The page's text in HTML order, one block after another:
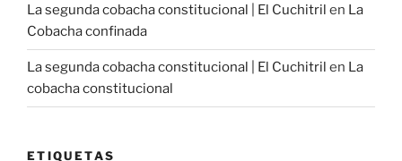
La segunda cobacha constitucional | El Cuchitril en La
Cobacha confinada
La segunda cobacha constitucional | El Cuchitril en La
cobacha constitucional
ETIQUETAS